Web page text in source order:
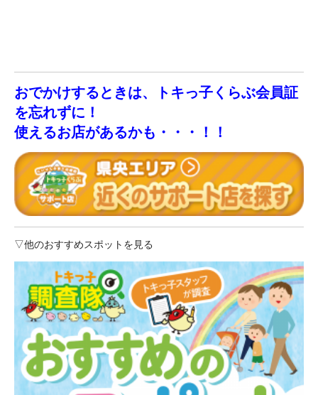
おでかけするときは、トキっ子くらぶ会員証
を忘れずに！
使えるお店があるかも・・・！！
▽他のおすすめスポットを見る